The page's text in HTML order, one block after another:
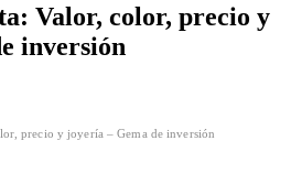
Valor, color, precio y
inversión
precio y joyería – Gema de inversión